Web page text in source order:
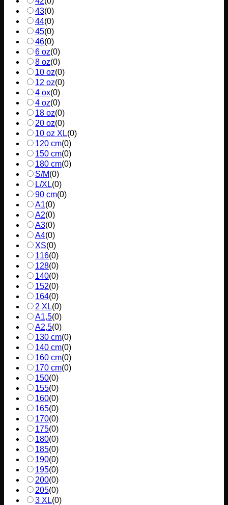
43(0)
44(0)
45(0)
46(0)
6 oz(0)
8 oz(0)
10 oz(0)
12 oz(0)
4 ox(0)
4 oz(0)
18 oz(0)
20 oz(0)
10 oz XL(0)
120 cm(0)
150 cm(0)
180 cm(0)
S/M(0)
L/XL(0)
90 cm(0)
A1(0)
A2(0)
A3(0)
A4(0)
XS(0)
116(0)
128(0)
140(0)
152(0)
164(0)
2 XL(0)
A1,5(0)
A2,5(0)
130 cm(0)
140 cm(0)
160 cm(0)
170 cm(0)
150(0)
155(0)
160(0)
165(0)
170(0)
175(0)
180(0)
185(0)
190(0)
195(0)
200(0)
205(0)
3 XL(0)